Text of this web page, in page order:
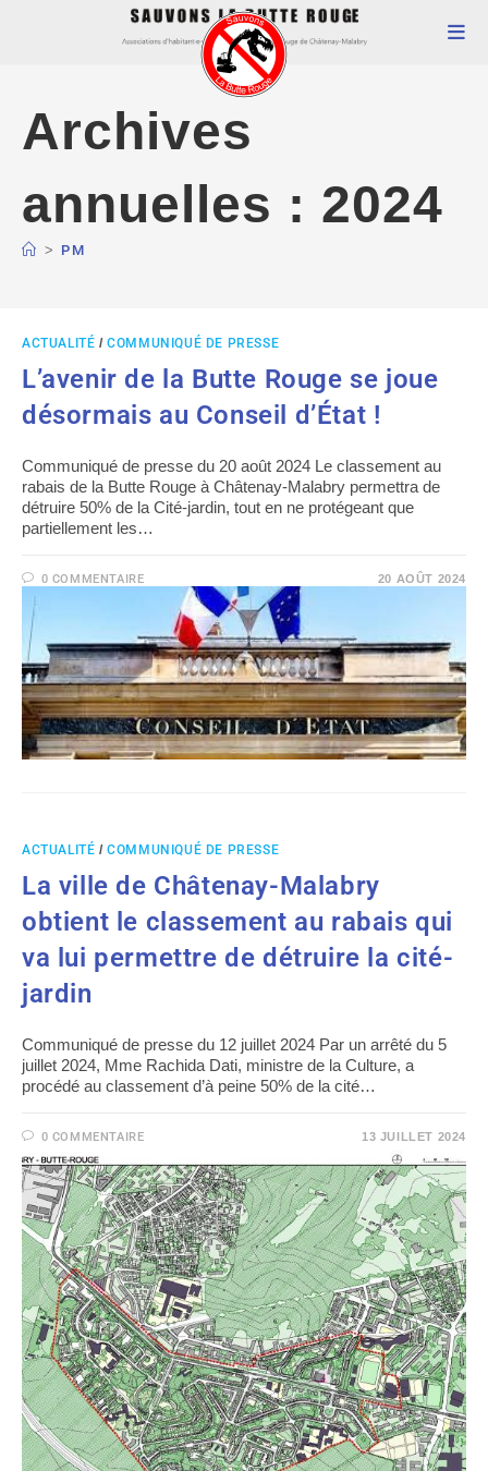
Archives
annuelles : 2024
> PM
ACTUALITÉ /COMMUNIQUÉ DE PRESSE
L’avenir de la Butte Rouge se joue
désormais au Conseil d’État !
Communiqué de presse du 20 août 2024 Le classement au
rabais de la Butte Rouge à Châtenay-Malabry permettra de
détruire 50% de la Cité-jardin, tout en ne protégeant que
partiellement les…
0 COMMENTAIRE 20 AOÛT 2024
ACTUALITÉ /COMMUNIQUÉ DE PRESSE
La ville de Châtenay-Malabry
obtient le classement au rabais qui
va lui permettre de détruire la cité-
jardin
Communiqué de presse du 12 juillet 2024 Par un arrêté du 5
juillet 2024, Mme Rachida Dati, ministre de la Culture, a
procédé au classement d’à peine 50% de la cité…
0 COMMENTAIRE 13 JUILLET 2024